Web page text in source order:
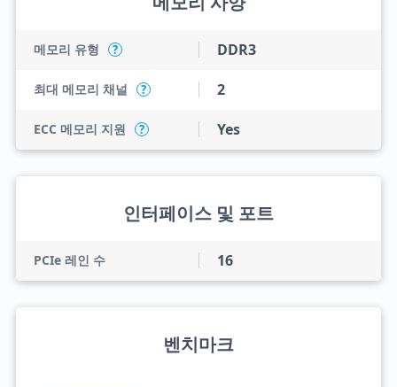
메모리 유형 ? DDR3
최대 메모리 채널 ? 2
ECC 메모리 지원 ? Yes
인터페이스 및 포트
PCIe 레인 수 16
벤치마크